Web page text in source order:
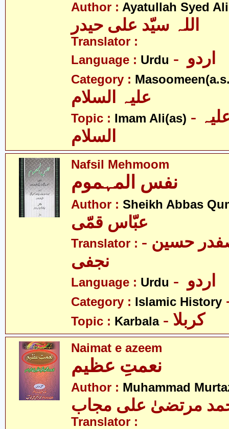
Author : Ayatullah Syed
اللہ سیّد علی حیدر
Translator :
Language : Urdu
Category :
Topic : Imam Ali(as) - امام علی علیہ
السلام
Nafsil Mehmoom
نفس المہموم
Author : Sheikh Abbas
عبّاس قمّی
Translator : - علامہ سیّد صفدر حسین
نجفی
Language : Urdu
Category : Islamic History
Topic : Karbala - کربلا
Naimat e azeem
نعمتِ عظیم
Author : Muhammad
مرتضیٰ علی مجاب
Translator :